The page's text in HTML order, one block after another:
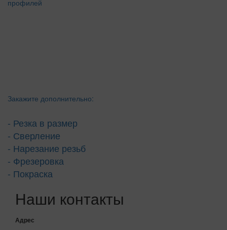
Закажите дополнительно:
- Резка в размер
- Сверление
- Нарезание резьб
- Фрезеровка
- Покраска
Наши контакты
Адрес